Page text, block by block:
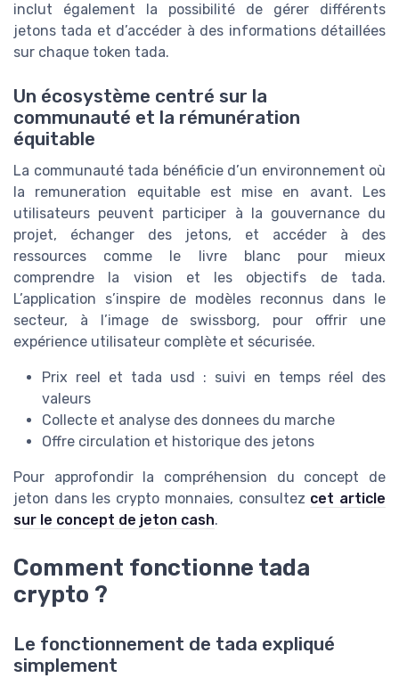
inclut également la possibilité de gérer différents
jetons tada et d’accéder à des informations détaillées
sur chaque token tada.
Un écosystème centré sur la
communauté et la rémunération
équitable
La communauté tada bénéficie d’un environnement où
la remuneration equitable est mise en avant. Les
utilisateurs peuvent participer à la gouvernance du
projet, échanger des jetons, et accéder à des
ressources comme le livre blanc pour mieux
comprendre la vision et les objectifs de tada.
L’application s’inspire de modèles reconnus dans le
secteur, à l’image de swissborg, pour offrir une
expérience utilisateur complète et sécurisée.
Prix reel et tada usd : suivi en temps réel des
valeurs
Collecte et analyse des donnees du marche
Offre circulation et historique des jetons
Pour approfondir la compréhension du concept de
jeton dans les crypto monnaies, consultez cet article
sur le concept de jeton cash.
Comment fonctionne tada
crypto ?
Le fonctionnement de tada expliqué
simplement